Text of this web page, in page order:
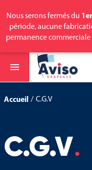
Nous serons fermés du
période, aucune
permanence

Accueil C.G.V
C.G.V